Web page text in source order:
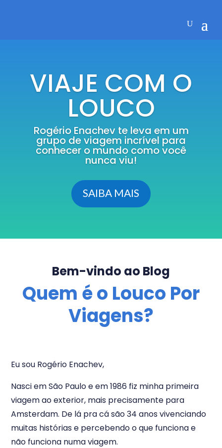
VIAJE COM O
LOUCO
Rogério Enachev te leva em um
grupo de viagem incrível para
conhecer o mundo como você
nunca viu!
SAIBA MAIS
Bem-vindo ao Blog
Quem é o Louco Por
Viagens?
Eu sou Rogério Enachev,
Nasci em São Paulo e em 1986 fiz minha primeira
viagem ao exterior, mais precisamente para
Amsterdam. De lá pra cá são 34 anos vivenciando
muitas histórias e percebendo o que funciona e
não funciona numa viagem.